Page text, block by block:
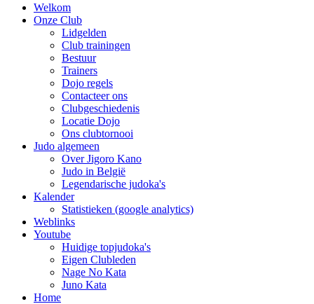
Welkom
Onze Club
Lidgelden
Club trainingen
Bestuur
Trainers
Dojo regels
Contacteer ons
Clubgeschiedenis
Locatie Dojo
Ons clubtornooi
Judo algemeen
Over Jigoro Kano
Judo in België
Legendarische judoka's
Kalender
Statistieken (google analytics)
Weblinks
Youtube
Huidige topjudoka's
Eigen Clubleden
Nage No Kata
Juno Kata
Home